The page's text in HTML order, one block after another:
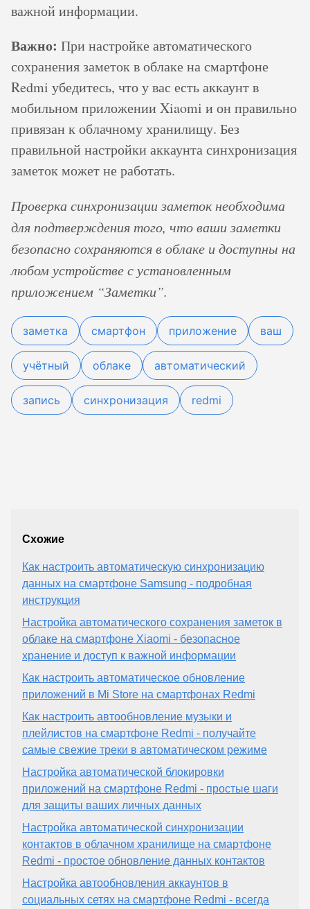
важной информации.
Важно: При настройке автоматического
сохранения заметок в облаке на смартфоне
Redmi убедитесь, что у вас есть аккаунт в
мобильном приложении Xiaomi и он правильно
привязан к облачному хранилищу. Без
правильной настройки аккаунта синхронизация
заметок может не работать.
Проверка синхронизации заметок необходима
для подтверждения того, что ваши заметки
безопасно сохраняются в облаке и доступны на
любом устройстве с установленным
приложением “Заметки”.
заметка смартфон приложение ваш
учётный облаке автоматический
запись синхронизация redmi
Схожие
Как настроить автоматическую синхронизацию
данных на смартфоне Samsung - подробная
инструкция
Настройка автоматического сохранения заметок в
облаке на смартфоне Xiaomi - безопасное
хранение и доступ к важной информации
Как настроить автоматическое обновление
приложений в Mi Store на смартфонах Redmi
Как настроить автообновление музыки и
плейлистов на смартфоне Redmi - получайте
самые свежие треки в автоматическом режиме
Настройка автоматической блокировки
приложений на смартфоне Redmi - простые шаги
для защиты ваших личных данных
Настройка автоматической синхронизации
контактов в облачном хранилище на смартфоне
Redmi - простое обновление данных контактов
Настройка автообновления аккаунтов в
социальных сетях на смартфоне Redmi - всегда